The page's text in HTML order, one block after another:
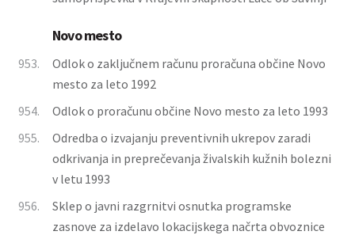
Novo mesto
953.
Odlok o zaključnem računu proračuna občine Novo
mesto za leto 1992
954.
Odlok o proračunu občine Novo mesto za leto 1993
955.
Odredba o izvajanju preventivnih ukrepov zaradi
odkrivanja in preprečevanja živalskih kužnih bolezni
v letu 1993
956.
Sklep o javni razgrnitvi osnutka programske
zasnove za izdelavo lokacijskega načrta obvoznice